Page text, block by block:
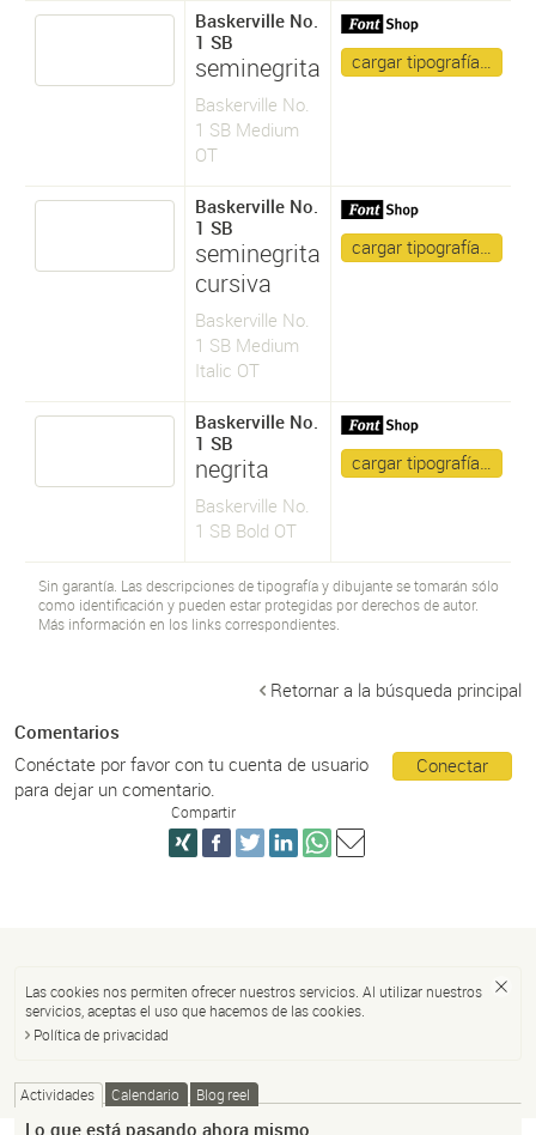
Baskerville No.
1 SB
seminegrita
Baskerville No.
1 SB Medium
OT
cargar tipografía…
Baskerville No.
1 SB
seminegrita
cursiva
Baskerville No.
1 SB Medium
Italic OT
cargar tipografía…
Baskerville No.
1 SB
negrita
Baskerville No.
1 SB Bold OT
cargar tipografía…
Sin garantía. Las descripciones de tipografía y dibujante se tomarán sólo
como identificación y pueden estar protegidas por derechos de autor.
Más información en los links correspondientes.
Retornar a la búsqueda principal
Comentarios
Conectar
Conéctate por favor con tu cuenta de usuario
para dejar un comentario.
Compartir
Las cookies nos permiten ofrecer nuestros servicios. Al utilizar nuestros
servicios, aceptas el uso que hacemos de las cookies.
Política de privacidad
Actividades Calendario Blog reel
Lo que está pasando ahora mismo